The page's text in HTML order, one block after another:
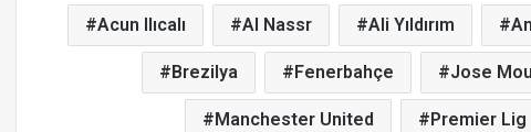
Acun Ilıcalı Al Nassr Ali Yıldırım
Brezilya Fenerbahçe Jose
Manchester United Premier Lig